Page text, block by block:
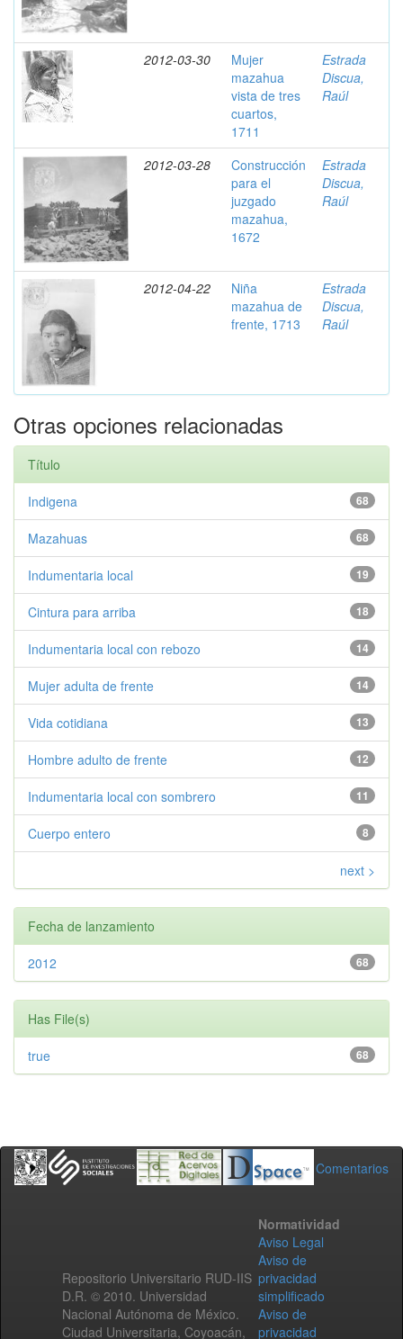
2012-03-30
Mujer
mazahua
vista de tres
cuartos,
1711
Estrada
Discua,
Raúl
2012-03-28
Construcción
para el
juzgado
mazahua,
1672
Estrada
Discua,
Raúl
2012-04-22
Niña
mazahua de
frente, 1713
Estrada
Discua,
Raúl
Otras opciones relacionadas
Título
68
Indigena
68
Mazahuas
19
Indumentaria local
18
Cintura para arriba
14
Indumentaria local con rebozo
14
Mujer adulta de frente
13
Vida cotidiana
12
Hombre adulto de frente
11
Indumentaria local con sombrero
8
Cuerpo entero
next >
Fecha de lanzamiento
68
2012
Has File(s)
68
true
Comentarios
Repositorio Universitario RUD-IIS
D.R. © 2010. Universidad
Nacional Autónoma de México.
Ciudad Universitaria, Coyoacán,
Normatividad
Aviso Legal
Aviso de
privacidad
simplificado
Aviso de
privacidad